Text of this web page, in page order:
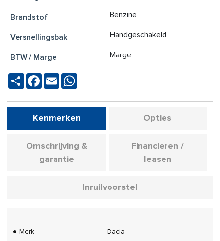
Benzine
Handgeschakeld
Marge
Deel Facebook
Email
Kenmerken Opties
Omschrijving &
garantie
Financieren /
leasen
Inruilvoorstel
Merk
Dacia